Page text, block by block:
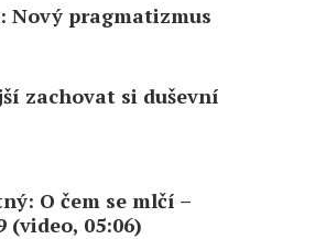
Nový pragmatizmus
zachovat si duševní
O čem se mlčí –
(video, 05:06)